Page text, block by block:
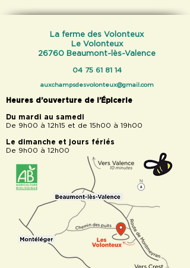
La ferme des Volonteux
Le Volonteux
26760 Beaumont-lès-Valence
04 75 61 81 14
auxchampsdesvolonteux@gmail.com
Heures d’ouverture de l’Épicerie
Du mardi au samedi
De 9h00 à 12h15 et de 15h00 à 19h00
Le dimanche et jours fériés
De 9h00 à 12h00